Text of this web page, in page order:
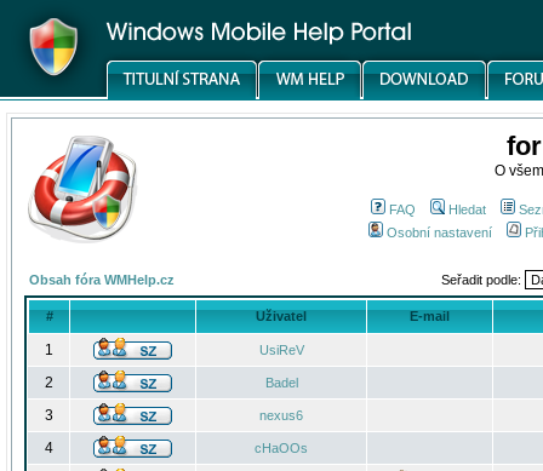
O
FAQ Hledat
Osobní nastavení
Obsah fóra WMHelp.cz Seřadit podle:
# Uživatel E-mail
1 UsiReV
2 Badel
3 nexus6
4 cHaOOs